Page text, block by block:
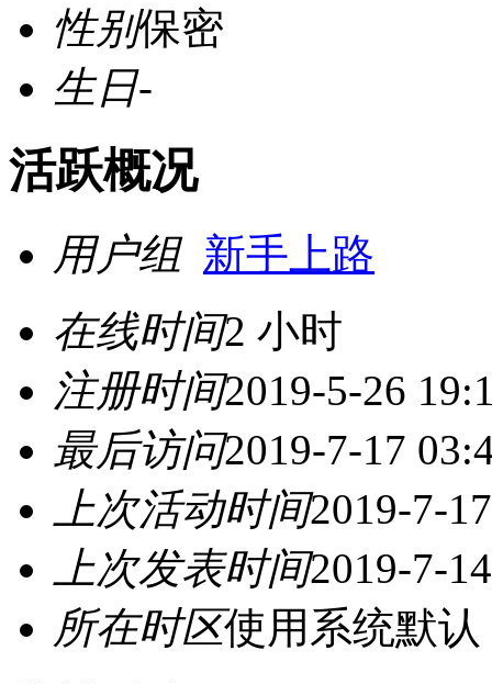
性别保密
生日-
活跃概况
用户组 新手上路
在线时间2 小时
注册时间2019-5-26
最后访问2019-7-17
上次活动时间2019-7-
上次发表时间2019-7-
所在时区使用系统默认